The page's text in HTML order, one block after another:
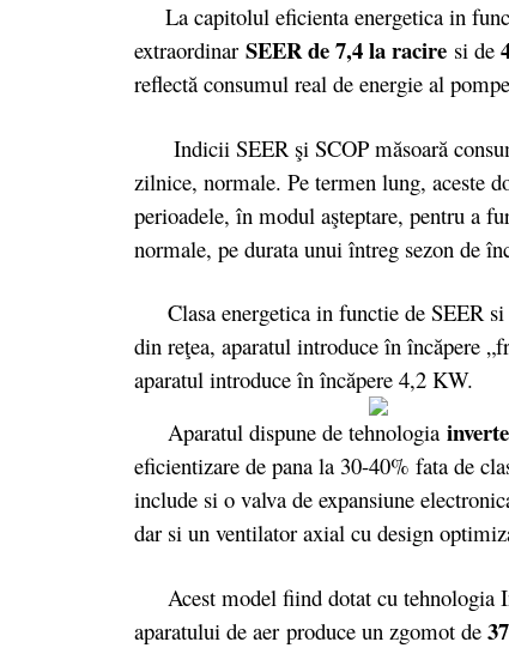
La capitolul eficienta energetica in
extraordinar SEER de 7,4 la racire si de
reflectă consumul real de energie al
Indicii SEER şi SCOP măsoară
zilnice, normale. Pe termen lung, aceste
perioadele, în modul aşteptare, pentru a
normale, pe durata unui întreg sezon de
Clasa energetica in functie de SEER
din reţea, aparatul introduce în încăpere
aparatul introduce în încăpere 4,2 KW.
Aparatul dispune de tehnologia
eficientizare de pana la 30-40% fata de
include si o valva de expansiune
dar si un ventilator axial cu design
Acest model fiind dotat cu tehnologia
aparatului de aer produce un zgomot de